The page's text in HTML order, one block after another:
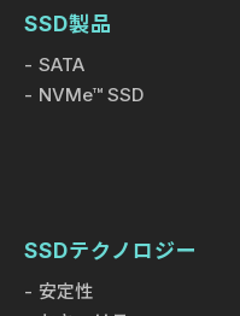
SSD製品
SATA
NVMe™ SSD
SSDテクノロジー
安定性